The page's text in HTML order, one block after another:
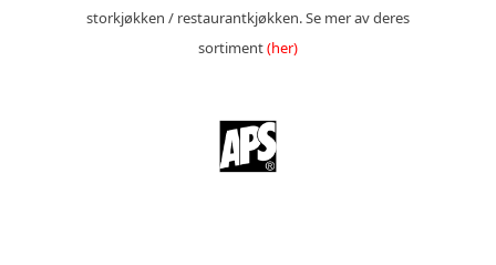
storkjøkken / restaurantkjøkken. Se mer av deres
sortiment(her)